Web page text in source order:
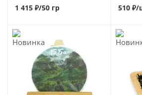
1 415 ₽/50 гр 510 ₽/